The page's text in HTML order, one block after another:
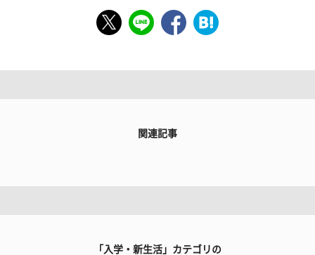
関連記事
「入学・新生活」カテゴリの